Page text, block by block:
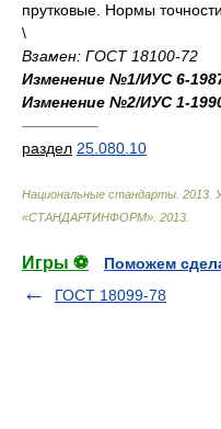
прутковые. Нормы
\
Взамен: ГОСТ 18100-72
Изменение №1/ИУС 6-
Изменение №2/ИУС 1-
—————
раздел 25.080.10
Национальные стандарты.
«СТАНДАРТИНФОРМ» 2013
Игры ⚽
Поможем
ГОСТ 18099-78